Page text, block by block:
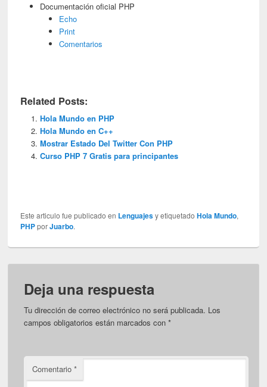
Documentación oficial PHP
Echo
Print
Comentarios
Related Posts:
Hola Mundo en PHP
Hola Mundo en C++
Mostrar Estado Del Twitter Con PHP
Curso PHP 7 Gratis para principantes
Este articulo fue publicado en Lenguajesy etiquetadoHola Mundo,
PHPporJuarbo.
Deja una respuesta
Tu dirección de correo electrónico no será publicada. Los
campos obligatorios están marcados con*
Comentario*